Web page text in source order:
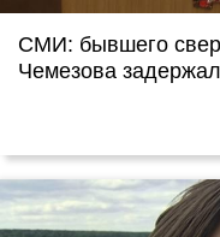
СМИ: бывшего
Чемезова